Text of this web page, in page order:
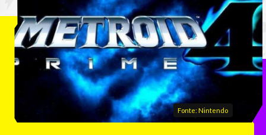
Fonte: Nintendo